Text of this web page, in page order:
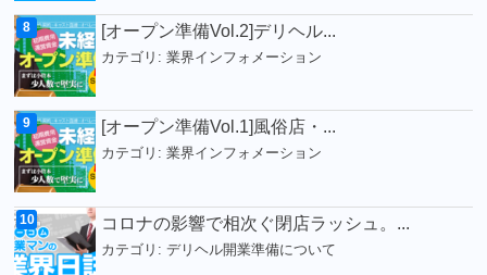
[オープン準備Vol.2]デリヘル...
カテゴリ:業界インフォメーション
[オープン準備Vol.1]風俗店・...
カテゴリ:業界インフォメーション
コロナの影響で相次ぐ閉店ラッシュ。...
カテゴリ:デリヘル開業準備について